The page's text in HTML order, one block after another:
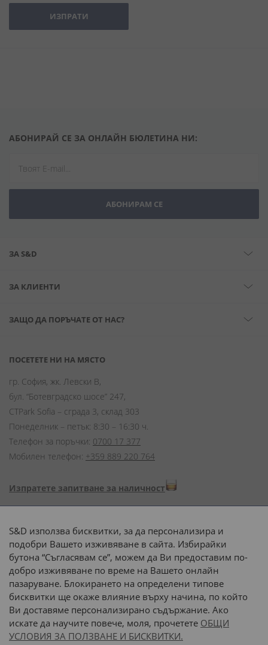
ИЗПРАТИ
АБОНИРАЙ СЕ ЗА ОНЛАЙН БЮЛЕТИНА НИ:
АБОНИРАМ СЕ
ЗА S&D
ЗА КЛИЕНТИ
ЗАЩО ДА ПОРЪЧАТЕ ОТ НАС?
ПОСЕТЕТЕ НИ НА МЯСТО
гр. София, жк. Левски В,
бул. “Ботевградско шосе” 247,
CTPark Sofia – сграда 3, склад 303
Понеделник – петък: 8:30 – 16:30 ч.
Телефон за поръчки: 0700 17 377
Мобилен телефон: +359 889 220 764
Изпратете запитване за наличност
Начини на плащане:
Доставка до адрес с:
или
наш транспорт
S&D използва бисквитки, за да персонализира и
подобри Вашето изживяване в сайта. Избирайки
бутона “Съгласявам се”, можем да Ви предоставим по-
добро изживяване по време на Вашето онлайн
пазаруване. Блокирането на определени типове
бисквитки ще окаже влияние върху начина, по който
Ви доставяме персонализирано съдържание. Ако
искате да научите повече, моля, прочетете ОБЩИ
УСЛОВИЯ ЗА ПОЛЗВАНЕ И БИСКВИТКИ.